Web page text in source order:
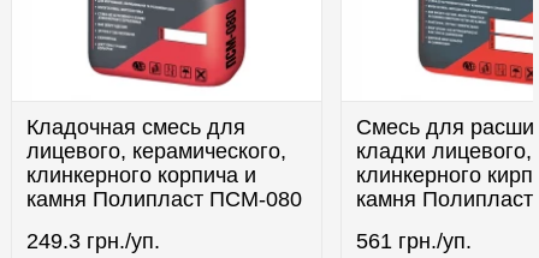
Кладочная смесь для
лицевого, керамического,
клинкерного корпича и
камня Полипласт ПСМ-080
249.3 грн./уп.
Смесь для
кладки лицевого,
клинкерного
камня
561 грн./уп.